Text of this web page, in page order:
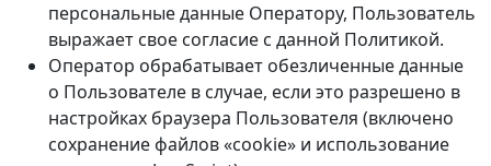
персональные данные Оператору, Пользователь
выражает свое согласие с данной Политикой.
Оператор обрабатывает обезличенные данные
о Пользователе в случае, если это разрешено в
настройках браузера Пользователя (включено
сохранение файлов «cookie» и использование